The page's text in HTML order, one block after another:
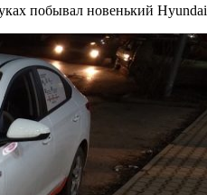
побывал новенький